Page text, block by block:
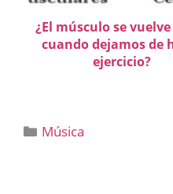
¿El músculo se
cuando dejamos de
ejercicio?
Categorías
Música